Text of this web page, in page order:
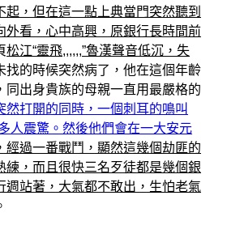
起，但在這一點上典當門突然聽到
外看，心中高興，原銀行長時間前
松江“靈飛,,,,,,”魯漢聲音低沉，失
找的時候突然病了，他在這個年齡
同出身貴族的母親一直用最嚴格的
然打開的同時，一個刺耳的鳴叫
人震驚。然後他們會在一大安元
經過一番戰鬥，顯然這幾個劫匪的
練，而且很快三名歹徒都是幾個銀
週站著，大氣都不敢出，生怕老氣